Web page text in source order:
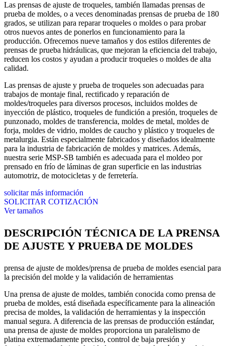
Las prensas de ajuste de troqueles, también llamadas prensas de
prueba de moldes, o a veces denominadas prensas de prueba de 180
grados, se utilizan para reparar troqueles o moldes o para probar
otros nuevos antes de ponerlos en funcionamiento para la
producción. Ofrecemos nueve tamaños y dos estilos diferentes de
prensas de prueba hidráulicas, que mejoran la eficiencia del trabajo,
reducen los costos y ayudan a producir troqueles o moldes de alta
calidad.
Las prensas de ajuste y prueba de troqueles son adecuadas para
trabajos de montaje final, rectificado y reparación de
moldes/troqueles para diversos procesos, incluidos moldes de
inyección de plástico, troqueles de fundición a presión, troqueles de
punzonado, moldes de transferencia, moldes de metal, moldes de
forja, moldes de vidrio, moldes de caucho y plástico y troqueles de
metalurgia. Están especialmente fabricados y diseñados idealmente
para la industria de fabricación de moldes y matrices. Además,
nuestra serie MSP-SB también es adecuada para el moldeo por
prensado en frío de láminas de gran superficie en las industrias
automotriz, de motocicletas y de ferretería.
solicitar más información
SOLICITAR COTIZACIÓN
Ver tamaños
DESCRIPCIÓN TÉCNICA DE LA PRENSA
DE AJUSTE Y PRUEBA DE MOLDES
prensa de ajuste de moldes/prensa de prueba de moldes esencial para
la precisión del molde y la validación de herramientas
Una prensa de ajuste de moldes, también conocida como prensa de
prueba de moldes, está diseñada específicamente para la alineación
precisa de moldes, la validación de herramientas y la inspección
manual segura. A diferencia de las prensas de producción estándar,
una prensa de ajuste de moldes proporciona un paralelismo de
platina extremadamente preciso, control de baja presión y